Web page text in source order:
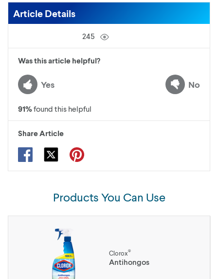
Article Details
245
Was this article helpful?
Yes No
91%found this helpful
Share Article
Products You Can Use
Clorox®
Antihongos